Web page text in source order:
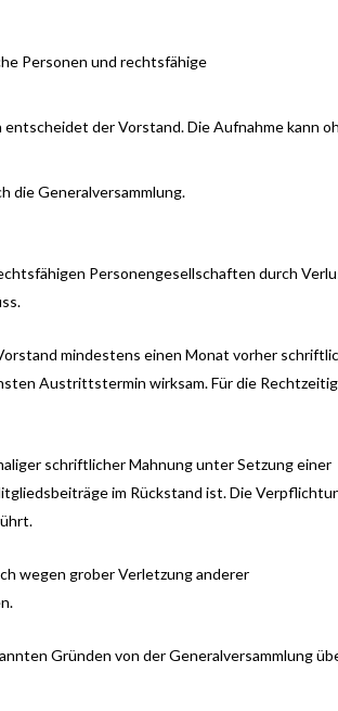
Personen und rechtsfähige
der Vorstand. Die Aufnahme kann
die Generalversammlung.
Personengesellschaften durch
mindestens einen Monat vorher
Austrittstermin wirksam. Für die
schriftlicher Mahnung unter Setzung einer
im Rückstand ist. Die
wegen grober Verletzung anderer
Gründen von der Generalversammlung